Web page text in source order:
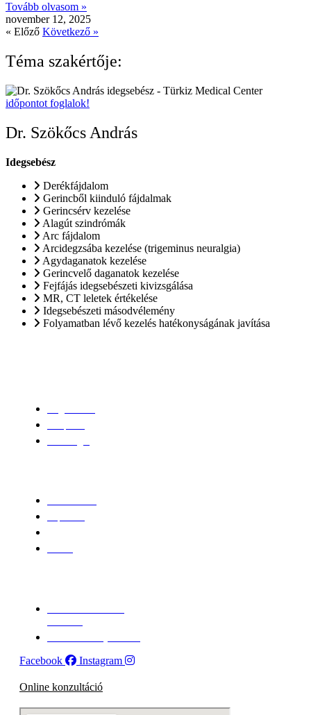
Tovább olvasom »
november 12, 2025
« Előző Következő »
Téma szakértője:
időpontot foglalok!
Dr. Szökőcs András
Idegsebész
Derékfájdalom
Gerincből kiinduló fájdalmak
Gerincsérv kezelése
Alagút szindrómák
Arc fájdalom
Arcidegzsába kezelése (trigeminus neuralgia)
Agydaganatok kezelése
Gerincvelő daganatok kezelése
Fejfájás idegsebészeti kivizsgálása
MR, CT leletek értékelése
Idegsebészeti másodvélemény
Folyamatban lévő kezelés hatékonyságának javítása
Facebook Instagram
Online konzultáció